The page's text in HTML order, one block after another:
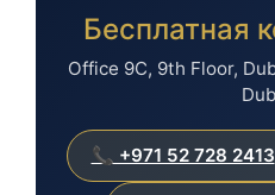
Бесплатная
Office 9C, 9th Floor,
📞 +971 52 728 2413